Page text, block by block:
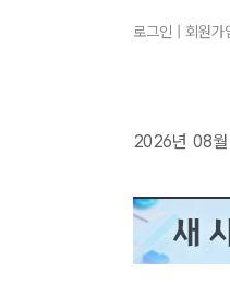
로그인 회원가
2026년 08